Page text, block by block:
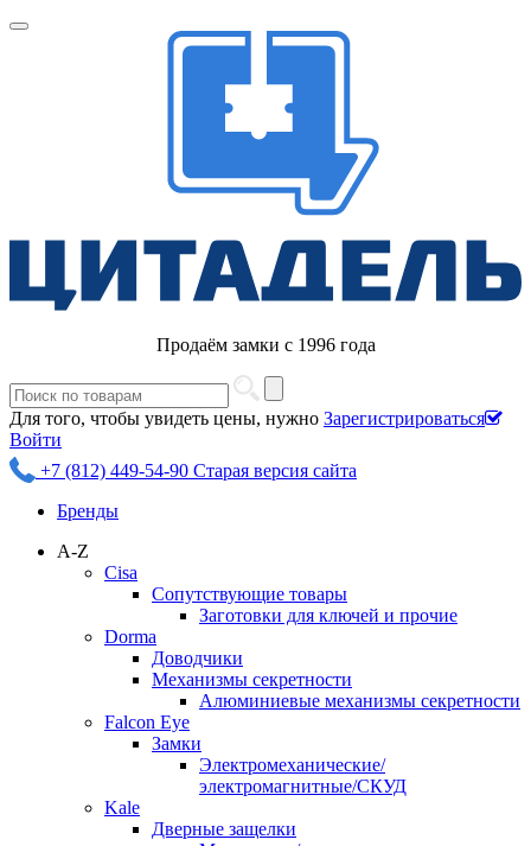
Продаём замки с 1996 года
Для того, чтобы увидеть цены, нужно Зарегистрироваться
Войти
+7 (812) 449-54-90 Старая версия сайта
Бренды
A-Z
Cisa
Сопутствующие товары
Заготовки для ключей и прочие
Dorma
Доводчики
Механизмы секретности
Алюминиевые механизмы секретности
Falcon Eye
Замки
Электромеханические/
электромагнитные/СКУД
Kale
Дверные защелки